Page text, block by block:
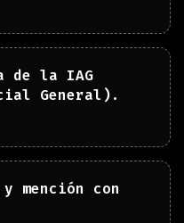
de la IAG
General).
con